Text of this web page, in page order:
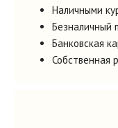
Наличными
Безналичный
Банковская
Собственная